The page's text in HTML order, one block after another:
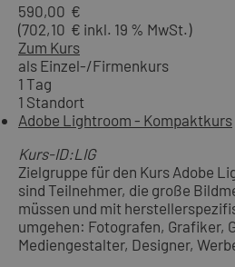
590,00 €
(702,10 € inkl. 19 % MwSt.)
Zum Kurs
als Einzel-/Firmenkurs
1 Tag
1 Standort
Adobe Lightroom - Kompaktkurs
Kurs-ID:LIG
Zielgruppe für den Kurs Adobe
sind Teilnehmer, die große
müssen und mit
umgehen: Fotografen, Grafiker,
Mediengestalter, Designer,